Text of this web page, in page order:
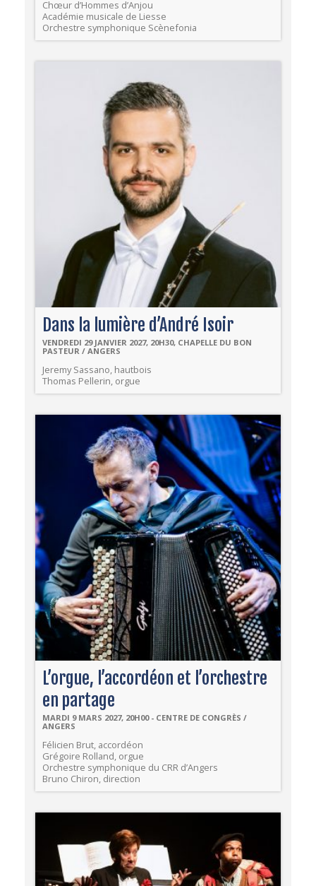
Chœur d’Hommes d’Anjou
Académie musicale de Liesse
Orchestre symphonique Scènefonia
Dans la lumière d’André Isoir
VENDREDI 29 JANVIER 2027, 20H30, CHAPELLE DU BON
PASTEUR / ANGERS
Jeremy Sassano, hautbois
Thomas Pellerin, orgue
L’orgue, l’accordéon et l’orchestre
en partage
MARDI 9 MARS 2027, 20H00 - CENTRE DE CONGRÈS /
ANGERS
Félicien Brut, accordéon
Grégoire Rolland, orgue
Orchestre symphonique du CRR d’Angers
Bruno Chiron, direction